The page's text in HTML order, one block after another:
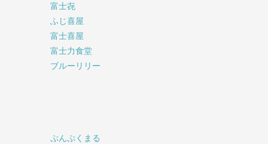
富士㐂
ふじ喜屋
富士喜屋
富士力食堂
ブルーリリー
ぷんぷくまる